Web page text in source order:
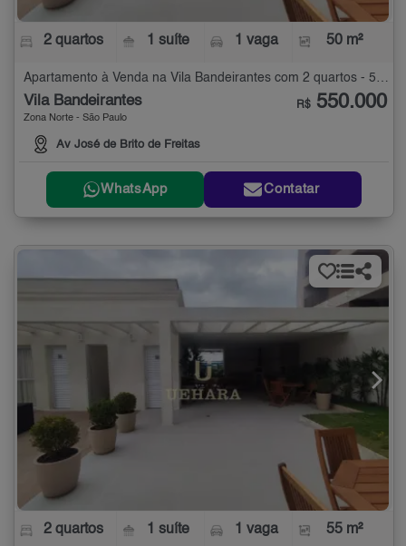
2 quartos 1 suíte 1 vaga 50 m²
Vila Bandeirantes
Zona Norte - São Paulo
Av José de Brito de Freitas
R$ 550.000
WhatsApp Contatar
2 quartos 1 suíte 1 vaga 55 m²